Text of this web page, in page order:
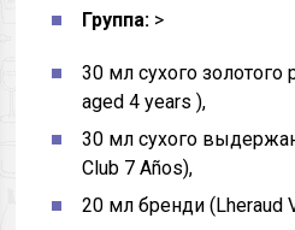
Группа: >
30 мл сухого золотого
aged 4 years ),
30 мл сухого
Club 7 Años),
20 мл бренди (Lheraud